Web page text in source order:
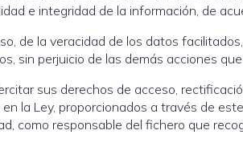
e integridad de la información, de
de la veracidad de los datos
sin perjuicio de las demás acciones
sus derechos de acceso,
la Ley, proporcionados a través de
como responsable del fichero que